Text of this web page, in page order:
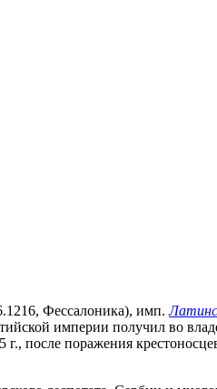
Фессалоника), имп.
империи получил во
после поражения